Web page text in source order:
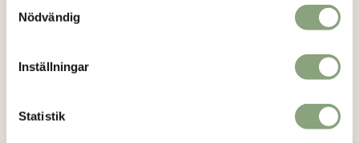
Nödvändig
Inställningar
Statistik
Facebook
Instagram
Om oss